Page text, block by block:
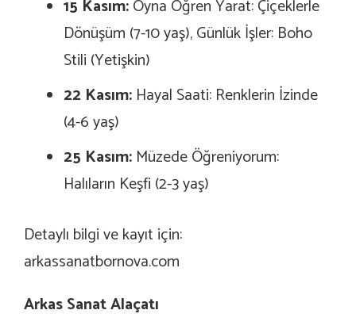
15 Kasım:Oyna Öğren Yarat: Çiçeklerle
Dönüşüm (7-10 yaş), Günlük İşler: Boho
Stili (Yetişkin)
22 Kasım: Hayal Saati: Renklerin İzinde
(4-6 yaş)
25 Kasım: Müzede Öğreniyorum:
Halıların Keşfi (2-3 yaş)
Detaylı bilgi ve kayıt için:
arkassanatbornova.com
Arkas Sanat Alaçatı